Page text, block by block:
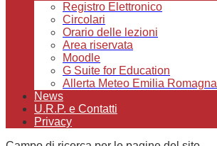
Registro Elettronico
Circolari
Orario delle lezioni
Area riservata
Moodle
G Suite for Education
Allerta Meteo Emilia Romagna
News
U.R.P. e Contatti
Privacy